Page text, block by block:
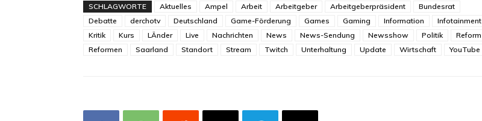
SCHLAGWORTE Aktuelles Ampel Arbeit Arbeitgeber Arbeitgeberpräsident
Bundesrat
Debatte
derchotv Deutschland Game-Förderung Games Gaming Information
Infotainment
Kritik
Kurs LÄnder Live Nachrichten News News-Sendung Newsshow Politik
Reform
Reformen
Saarland Standort Stream Twitch Unterhaltung Update Wirtschaft YouTube